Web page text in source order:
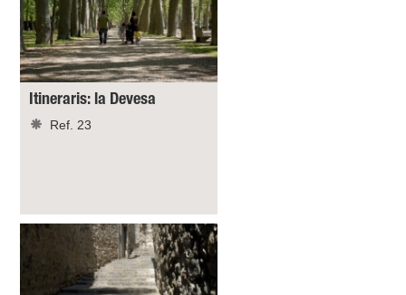
Itineraris: la Devesa
Ref. 23